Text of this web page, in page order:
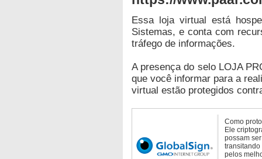
Essa loja virtual está
Sistemas, e conta com
tráfego de informações.
A presença do selo LOJA
que você informar para a
virtual estão protegidos
Como
Ele
possam
transitando
pelos